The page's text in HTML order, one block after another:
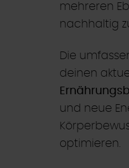
mehreren
nachhaltig
Die
deinen
und neue
optimieren.